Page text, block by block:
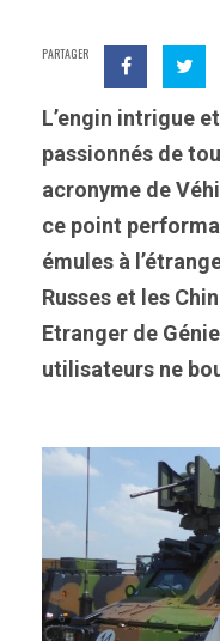
PARTAGER
L’engin intrigue
passionnés de
acronyme de
ce point
émules à
Russes et les
Etranger de
utilisateurs ne